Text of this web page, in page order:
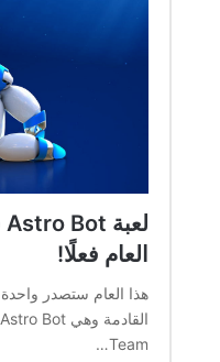
العام فعلًا!
Team…